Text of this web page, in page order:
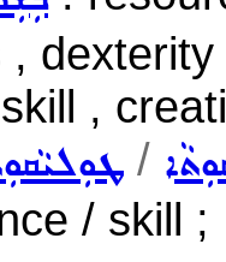
,
,
/
/ skill ;